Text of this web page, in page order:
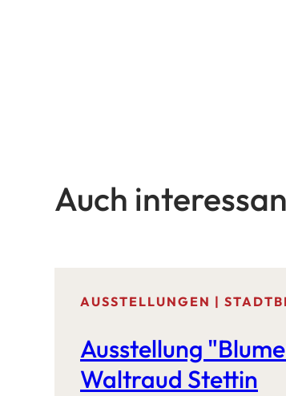
Auch
AUSSTELLUNGEN |
Ausstellung
Waltraud Stettin